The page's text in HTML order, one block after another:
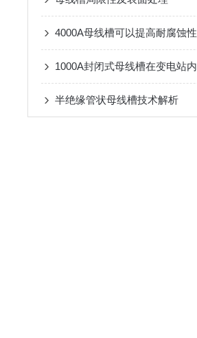
4000A母线槽可以提高耐腐蚀性
半绝缘管状母线槽技术解析